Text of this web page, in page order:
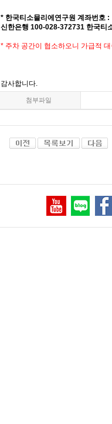
* 한국티소믈리에연구원 계좌번호 :
신한은행 100-028-372731 한국티
* 주차 공간이 협소하오니 가급적
감사합니다.
첨부파일